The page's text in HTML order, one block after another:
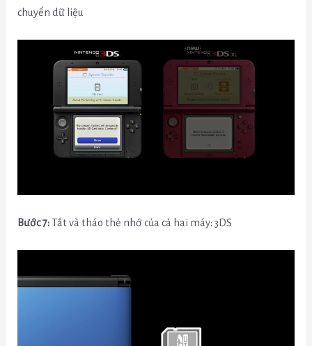
chuyển dữ liệu
Bước 7:Tắt và tháo thẻ nhớ của cả hai máy: 3DS